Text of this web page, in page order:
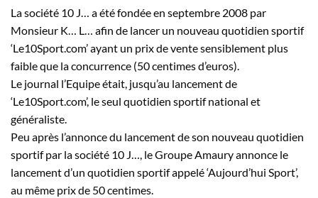
La société 10 J… a été fondée en septembre 2008 par
Monsieur K… L… afin de lancer un nouveau quotidien sportif
‘Le10Sport.com’ ayant un prix de vente sensiblement plus
faible que la concurrence (50 centimes d’euros).
Le journal l’Equipe était, jusqu’au lancement de
‘Le10Sport.com’, le seul quotidien sportif national et
généraliste.
Peu après l’annonce du lancement de son nouveau quotidien
sportif par la société 10 J…, le Groupe Amaury annonce le
lancement d’un quotidien sportif appelé ‘Aujourd’hui Sport’,
au même prix de 50 centimes.